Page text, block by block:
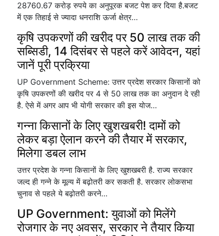
28760.67 करोड़ रुपये का अनुपूरक बजट पेश कर दिया है.बजट
में एक तिहाई से ज्यादा धनराशि ऊर्जा क्षेत्र…
कृषि उपकरणों की खरीद पर 50 लाख तक की
सब्सिडी, 14 दिसंबर से पहले करें आवेदन, यहां
जानें पूरी प्रक्रिया
UP Government Scheme: उत्तर प्रदेश सरकार किसानों को
कृषि उपकरणों की खरीद पर 4 से 50 लाख तक का अनुदान दे रही
है. ऐसे में अगर आप भी योगी सरकार की इस योज…
गन्ना किसानों के लिए खुशखबरी! दामों को
लेकर बड़ा ऐलान करने की तैयार में सरकार,
मिलेगा डबल लाभ
उत्तर प्रदेश के गन्ना किसानों के लिए खुशखबरी है. राज्य सरकार
जल्द ही गन्ने के मूल्य में बढ़ोतरी कर सकती है. सरकार लोकसभा
चुनाव से पहले ये बढ़ोतरी करने…
UP Government: युवाओं को मिलेंगे
रोजगार के नए अवसर, सरकार ने तैयार किया